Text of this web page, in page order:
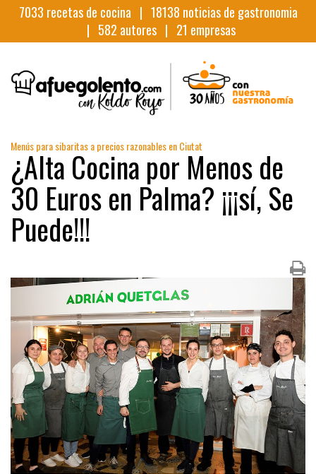
7033 recetas de cocina | 18138 noticias de gastronomia
| 582 autores | 21 empresas
Menús para sibaritas a precios razonables en Ciutat
¿Alta Cocina por Menos de
30 Euros en Palma? ¡¡¡sí, Se
Puede!!!